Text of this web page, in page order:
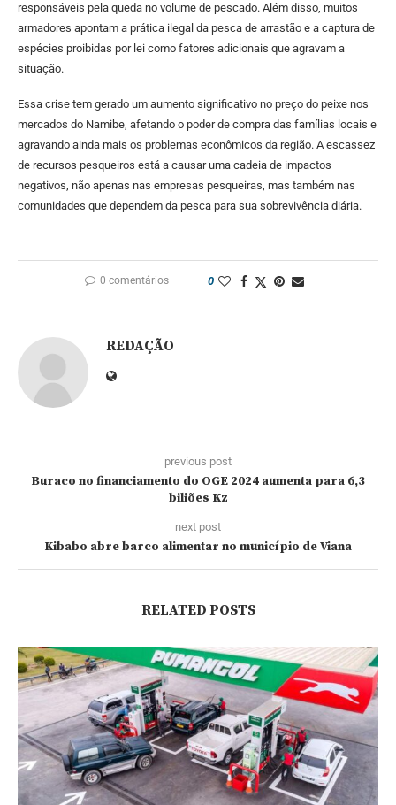
responsáveis pela queda no volume de pescado. Além disso, muitos
armadores apontam a prática ilegal da pesca de arrastão e a captura de
espécies proibidas por lei como fatores adicionais que agravam a
situação.
Essa crise tem gerado um aumento significativo no preço do peixe nos
mercados do Namibe, afetando o poder de compra das famílias locais e
agravando ainda mais os problemas econômicos da região. A escassez
de recursos pesqueiros está a causar uma cadeia de impactos
negativos, não apenas nas empresas pesqueiras, mas também nas
comunidades que dependem da pesca para sua sobrevivência diária.
0 comentários 0
REDAÇÃO
previous post
Buraco no financiamento do OGE 2024 aumenta para 6,3
biliões Kz
next post
Kibabo abre barco alimentar no município de Viana
RELATED POSTS